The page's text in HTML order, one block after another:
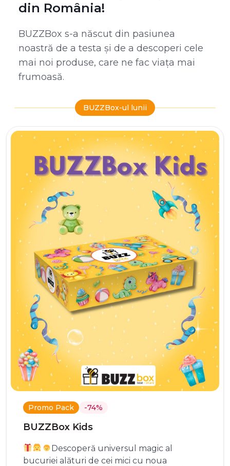
din România!
BUZZBox s-a născut din pasiunea
noastră de a testa și de a descoperi cele
mai noi produse, care ne fac viața mai
frumoasă.
BUZZBox-ul lunii
Promo Pack -74%
BUZZBox Kids
Descoperă universul magic al
bucuriei alături de cei mici cu noua